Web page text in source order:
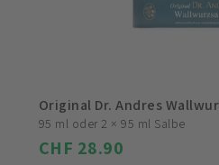
Original Dr. Andres
95 ml oder 2 × 95 ml Salbe
CHF 28.90